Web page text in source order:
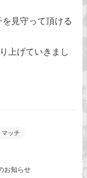
見守って頂ける
上げていきまし
ッチ
お知らせ